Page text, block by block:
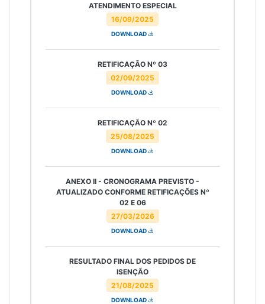
16/09/2025
ATENDIMENTO ESPECIAL
DOWNLOAD
02/09/2025
RETIFICAÇÃO Nº 03
DOWNLOAD
25/08/2025
RETIFICAÇÃO Nº 02
DOWNLOAD
27/03/2026
ANEXO II - CRONOGRAMA PREVISTO -
ATUALIZADO CONFORME RETIFICAÇÕES Nº
02 E 06
DOWNLOAD
21/08/2025
RESULTADO FINAL DOS PEDIDOS DE
ISENÇÃO
DOWNLOAD